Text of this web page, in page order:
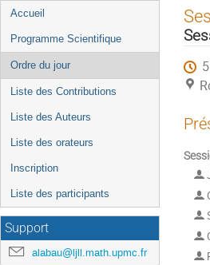
Menu
de
l'événement
Accueil
Programme Scientifique
Ordre du jour
Liste des Contributions
Liste des Auteurs
Liste des orateurs
Inscription
Liste des participants
Support
alabau@ljll.math.upmc.fr